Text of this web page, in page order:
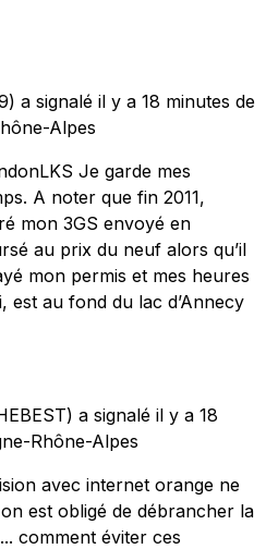
a signalé il y a 18 minutes de
Alpes
Je garde mes
A noter que fin 2011,
mon 3GS envoyé en
au prix du neuf alors qu’il
mon permis et mes heures
est au fond du lac d’Annecy
a signalé il y a 18
Rhône-Alpes
avec internet orange ne
est obligé de débrancher la
comment éviter ces